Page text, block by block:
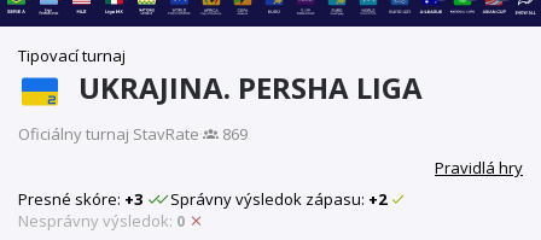
Tipovací turnaj
UKRAJINA. PERSHA LIGA
Oficiálny turnaj StavRate·
869
Pravidlá hry
Presné skóre: +3 Správny výsledok zápasu: +2
Nesprávny výsledok: 0